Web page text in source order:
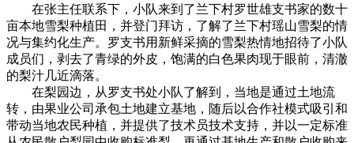
在张主任联系下，小队来到了兰下村罗世雄支书家的数十
亩本地雪梨种植田，并登门拜访，了解了兰下村瑶山雪梨的情
况与集约化生产。罗支书用新鲜采摘的雪梨热情地招待了小队
成员们，剥去了青绿的外皮，饱满的白色果肉现于眼前，清澈
的梨汁几近滴落。
在梨园边，从罗支书处小队了解到，当地是通过土地流
转，由果业公司承包土地建立基地，随后以合作社模式吸引和
带动当地农民种植，并提供了技术员技术支持，并以一定标准